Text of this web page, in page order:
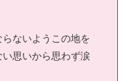
ないようこの地を
思いから思わず涙